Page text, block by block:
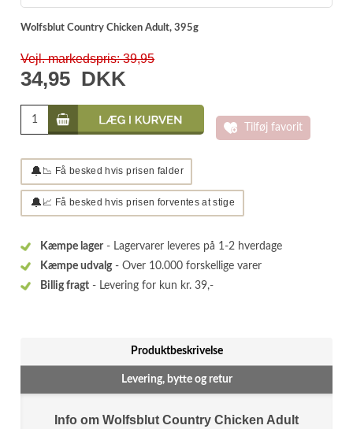
Wolfsblut Country Chicken Adult, 395g
Vejl. markedspris: 39,95
34,95 DKK
Tilføj favorit
🔔 📉 Få besked hvis prisen falder
🔔 📈 Få besked hvis prisen forventes at stige
Kæmpe lager - Lagervarer leveres på 1-2 hverdage
Kæmpe udvalg- Over 10.000 forskellige varer
Billig fragt - Levering for kun kr. 39,-
Produktbeskrivelse
Levering, bytte og retur
Info om Wolfsblut Country Chicken Adult